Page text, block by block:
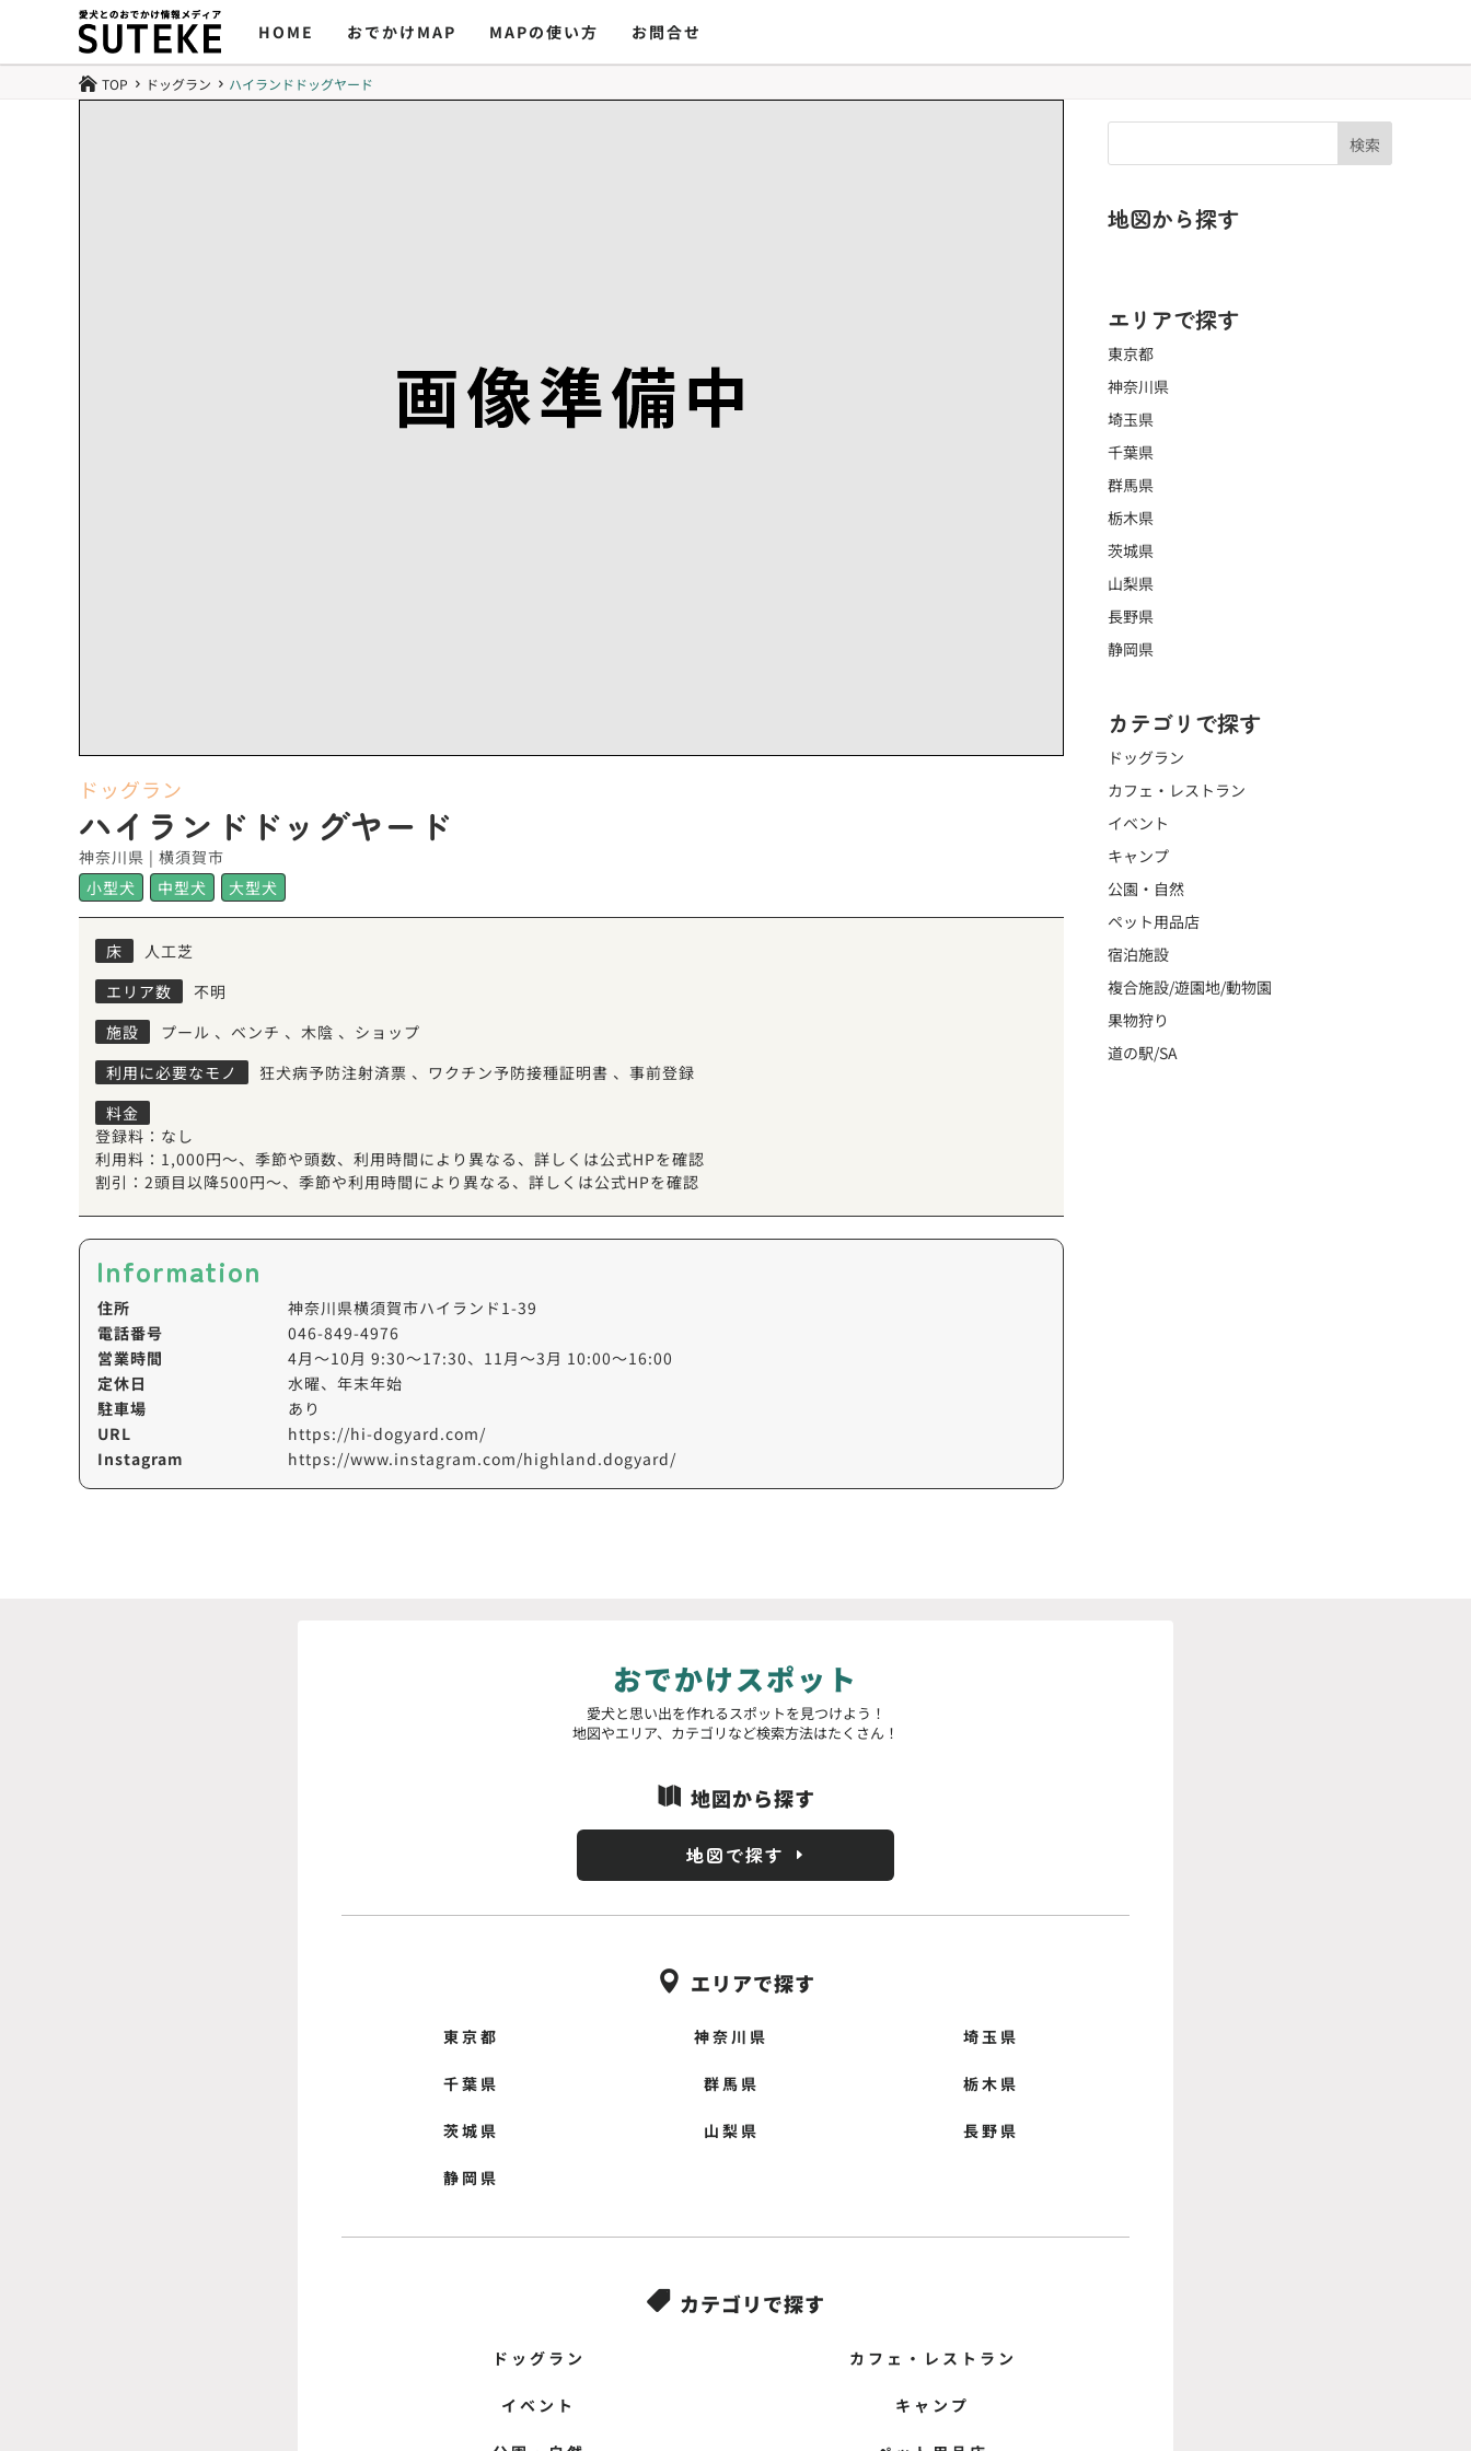
HOME おでかけMAP MAPの使い方 お問合せ
 TOP 5 ドッグラン 5 ハイランドドッグヤード
ドッグラン
ハイランドドッグヤード
神奈川県 | 横須賀市
小型犬
中型犬 大型犬
床
人工芝
エリア数
不明
施設
プール 、 ベンチ 、 木陰 、 ショップ
利用に必要なモノ
狂犬病予防注射済票 、 ワクチン予防接種証明書 、 事前登録
料金
登録料：なし
利用料：1,000円～、季節や頭数、利用時間により異なる、詳しくは公式HPを確認
割引：2頭目以降500円～、季節や利用時間により異なる、詳しくは公式HPを確認
Information
住所
神奈川県横須賀市ハイランド1-39
電話番号
046-849-4976
営業時間
4月〜10月 9:30～17:30、11月〜3月 10:00～16:00
定休日
水曜、年末年始
駐車場
あり
URL
https://hi-dogyard.com/
Instagram
https://www.instagram.com/highland.dogyard/
検索
地図から探す
エリアで探す
東京都
神奈川県
埼玉県
千葉県
群馬県
栃木県
茨城県
山梨県
長野県
静岡県
カテゴリで探す
ドッグラン
カフェ・レストラン
イベント
キャンプ
公園・自然
ペット用品店
宿泊施設
複合施設/遊園地/動物園
果物狩り
道の駅/SA
おでかけスポット
愛犬と思い出を作れるスポットを見つけよう！
地図やエリア、カテゴリなど検索方法はたくさん！
地図から探す
地図で探す
 エリアで探す
東京都 神奈川県 埼玉県
千葉県 群馬県 栃木県
茨城県 山梨県 長野県
静岡県
 カテゴリで探す
ドッグラン カフェ・レストラン
イベント キャンプ